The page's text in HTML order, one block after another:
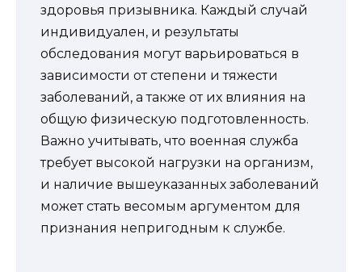
здоровья призывника. Каждый случай
индивидуален, и результаты
обследования могут варьироваться в
зависимости от степени и тяжести
заболеваний, а также от их влияния на
общую физическую подготовленность.
Важно учитывать, что военная служба
требует высокой нагрузки на организм,
и наличие вышеуказанных заболеваний
может стать весомым аргументом для
признания непригодным к службе.